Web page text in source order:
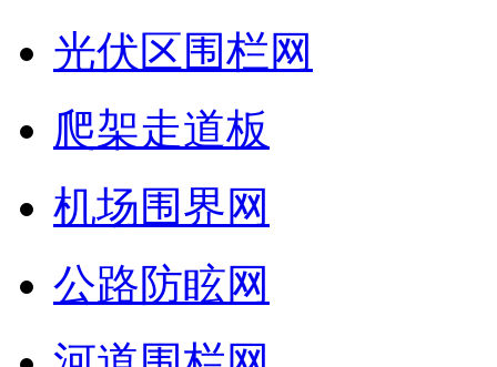
光伏区围栏网
爬架走道板
机场围界网
公路防眩网